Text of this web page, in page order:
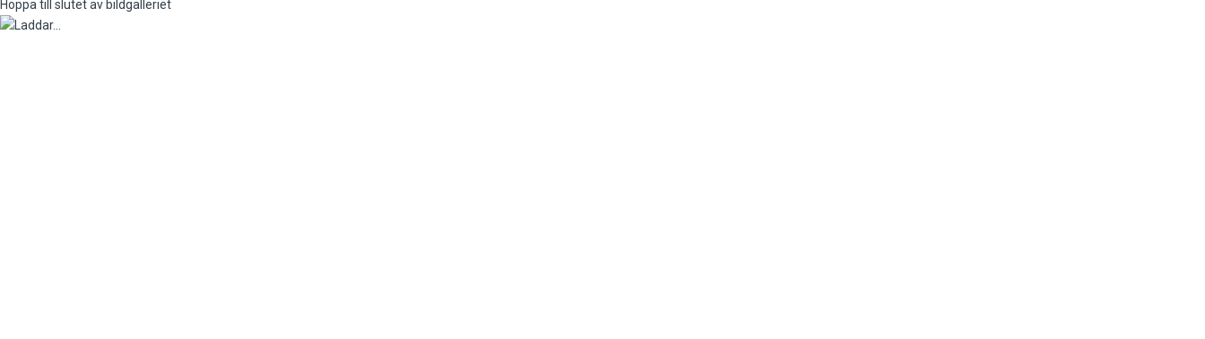
Hoppa till slutet av bildgalleriet